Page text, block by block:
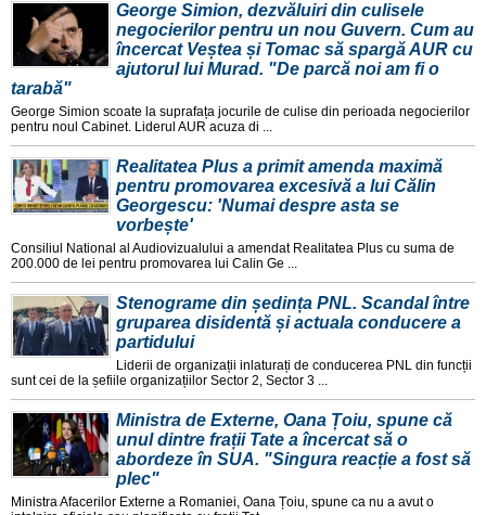
George Simion, dezvăluiri din culisele
negocierilor pentru un nou Guvern. Cum au
încercat Veștea și Tomac să spargă AUR cu
ajutorul lui Murad. "De parcă noi am fi o
tarabă"
George Simion scoate la suprafața jocurile de culise din perioada negocierilor
pentru noul Cabinet. Liderul AUR acuza di ...
Realitatea Plus a primit amenda maximă
pentru promovarea excesivă a lui Călin
Georgescu: 'Numai despre asta se
vorbește'
Consiliul National al Audiovizualului a amendat Realitatea Plus cu suma de
200.000 de lei pentru promovarea lui Calin Ge ...
Stenograme din ședința PNL. Scandal între
gruparea disidentă și actuala conducere a
partidului
Liderii de organizații inlaturați de conducerea PNL din funcții
sunt cei de la șefiile organizațiilor Sector 2, Sector 3 ...
Ministra de Externe, Oana Țoiu, spune că
unul dintre frații Tate a încercat să o
abordeze în SUA. "Singura reacție a fost să
plec"
Ministra Afacerilor Externe a Romaniei, Oana Țoiu, spune ca nu a avut o